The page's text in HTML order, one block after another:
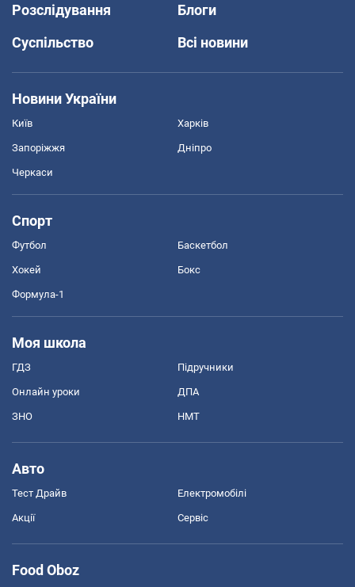
Розслідування
Блоги
Суспільство
Всі новини
Новини України
Київ Харків
Запоріжжя Дніпро
Черкаси
Спорт
Футбол Баскетбол
Хокей Бокс
Формула-1
Моя школа
ГДЗ Підручники
Онлайн уроки ДПА
ЗНО НМТ
Авто
Тест Драйв Електромобілі
Акції Сервіс
Food Oboz